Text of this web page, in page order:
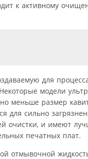
к активному
для
модели
меньше размер
для сильно
очистки, и имеют
печатных плат.
отмывочной